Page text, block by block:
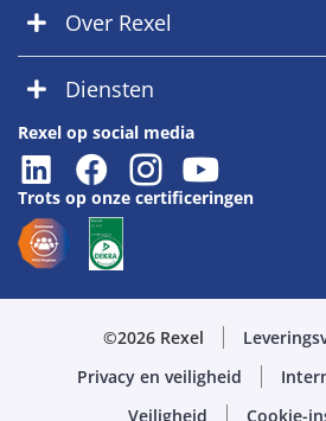
Over Rexel
Diensten
Rexel op social media
Trots op onze certificeringen
©2026 Rexel
Privacy en veiligheid
Veiligheid Cookie-